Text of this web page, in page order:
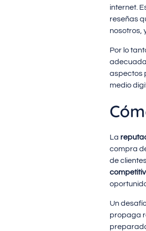
internet.
reseñas
nosotros,
Por lo
aspectos
medio
La
compra
de
Un
propaga